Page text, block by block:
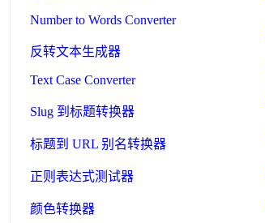
Number to Words Converter
反转文本生成器
Text Case Converter
Slug 到标题转换器
标题到 URL 别名转换器
正则表达式测试器
颜色转换器